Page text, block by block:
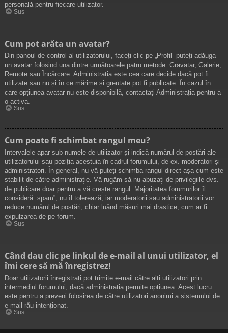
personală pentru fiecare utilizator.
Sus
Cum pot arăta un avatar?
Din panoul de control al utilizatorului, faceți clic pe „Profil” puteți adăuga
un avatar folosind una dintre următoarele patru metode: Gravatar, Galerie,
Remote sau Încărcare. Administrația este cea care decide dacă pot fi
utilizate sau nu și în ce mărime și greutate pot fi publicate. În cazul în
care opțiunea avatar nu este disponibilă, contactați Administrația pentru a
o activa.
Sus
Cum poate fi schimbat rangul meu?
Intervalele apar sub numele de utilizator și indică numărul de postări ale
utilizatorului sau poziția acestuia în cadrul forumului, de ex. moderatori și
administratori. În general, nu vă puteți schimba rangul direct așa cum este
stabilit de către administrație. Vă rugăm să nu abuzați de privilegiile dvs.
de publicare doar pentru a vă crește rangul. Majoritatea forumurilor îl
consideră „spam”, nu îl tolerează, iar moderatorii sau administratorii vor
reduce numărul de postări, chiar luând măsuri mai drastice, cum ar fi
expulzarea de pe forum.
Sus
Când dau clic pe linkul de e-mail al unui utilizator, el
îmi cere să mă înregistrez!
Doar utilizatorii înregistrați pot trimite e-mail către alți utilizatori prin
intermediul forumului, dacă administrația permite opțiunea. Acest lucru
este pentru a preveni folosirea de către utilizatori anonimi a sistemului de
e-mail rău intenționat.
Sus